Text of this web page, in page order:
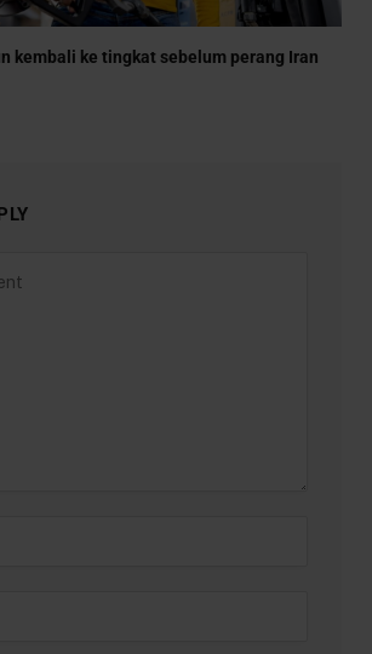
kembali ke tingkat sebelum perang Iran